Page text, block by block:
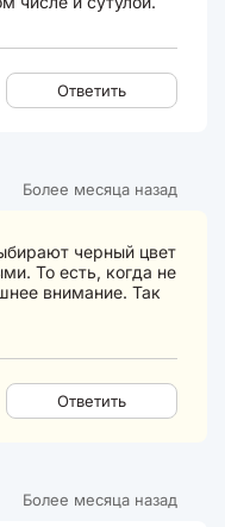
Ответить
Более месяца назад
черный цвет
То есть, когда не
внимание. Так
Ответить
Более месяца назад